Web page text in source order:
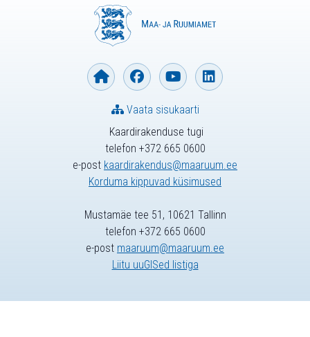
Kaardirakenduse tugi
telefon +372 665 0600
e-post kaardirakendus@maaruum.ee
Korduma kippuvad küsimused
Vaata sisukaarti
Mustamäe tee 51, 10621 Tallinn
telefon +372 665 0600
e-post maaruum@maaruum.ee
Liitu uuGISed listiga